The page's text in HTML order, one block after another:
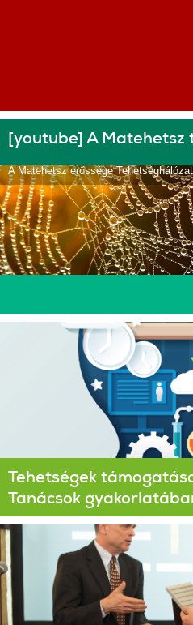
[youtube] A
A Matehetsz erőssége
Tehetségek
Tanácsok